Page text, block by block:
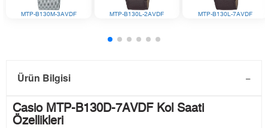
MTP-B130M-3AVDF MTP-B130L-2AVDF MTP-B130L-7AVDF
Ürün Bilgisi
Casio MTP-B130D-7AVDF Kol Saati
Özellikleri